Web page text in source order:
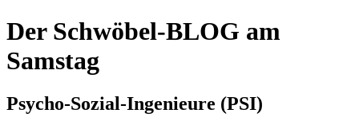
Der Schwöbel-BLOG am
Samstag
Psycho-Sozial-Ingenieure (PSI)